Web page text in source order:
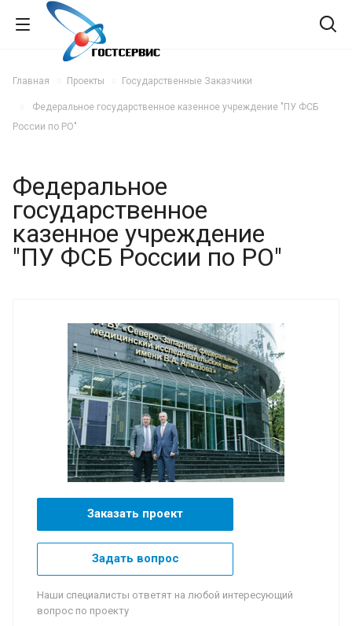
Главная Проекты Государственные Заказчики
Федеральное государственное казенное учреждение "ПУ ФСБ
России по РО"
Федеральное
государственное
казенное учреждение
"ПУ ФСБ России по РО"
Заказать проект
Задать вопрос
Наши специалисты ответят на любой интересующий
вопрос по проекту